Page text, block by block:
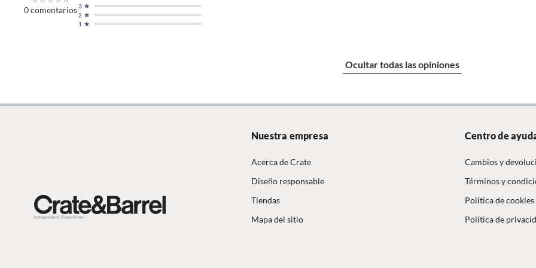
Capacidad
Porcelana
Apto para microondas
0comentarios
1
2
3
Ocultar todas las opiniones
Nuestra empresa
Acerca de Crate
Diseño responsable
Tiendas
Mapa del sitio
Centro de
Cambios y
Términos y
Política de cookies
Política de